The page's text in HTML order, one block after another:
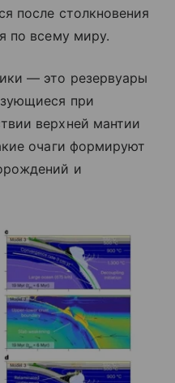
после столкновения
по всему миру.
— это резервуары
при
верхней мантии
очаги формируют
и